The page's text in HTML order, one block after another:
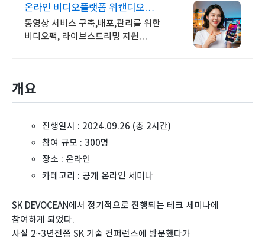
온라인 비디오플랫폼 위캔디오
무료플랜으로 시작하세요!
동영상 서비스 구축,배포,관리를 위한
비디오팩, 라이브스트리밍 지원
개요
진행일시 : 2024.09.26 (총 2시간)
참여 규모 : 300명
장소 : 온라인
카테고리 : 공개 온라인 세미나
SK DEVOCEAN에서 정기적으로 진행되는 테크 세미나에
참여하게 되었다.
사실 2~3년전쯤 SK 기술 컨퍼런스에 방문했다가